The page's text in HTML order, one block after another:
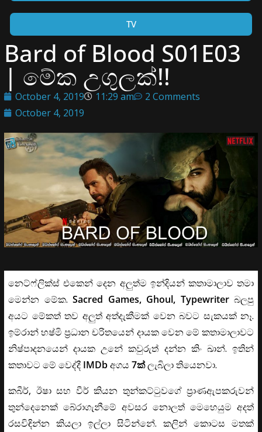
TV
Bard of Blood S01E03
| මේක උගුලක්!!
October 4, 2019 11:29 am
2 Comments
October 4, 2019
නෙට්ෆ්ලික්ස් එකෙන් දෙන අලුත්ම ඉන්දියන් කතාමාලාව තමා
මෙන්න මේක. Sacred Games, Ghoul, Typewriterබලපු
අයට මේකත් තව අලුත් අත්දැකීමක් වෙන බවට සැකයක් නෑ.
ඉම්රාන් හෂ්මි ප්‍රධාන චරිතයෙන් දායක වෙන මේ කතාමාලාවට
නිෂ්පාදනයෙන් දායක උනේ කවුරුත් දන්න කිං ඛාන්. ඉතින්
කතාවට මේ වෙද්දී IMDbඅගය 7ක්ලැබිලා තියෙනවා.
කබීර්, ඊෂා සහ වීර් කියන තුන්කට්ටුවගේ ප්‍රාණඇපකරුවන්
තුන්දෙනෙක් බේරාගැනීමේ අවසර නොලත් මෙහෙයුම අදත්
රසවිඳින්න කියලා ඉල්ලා සිටින්නේ. කලින් කොටස මතක්